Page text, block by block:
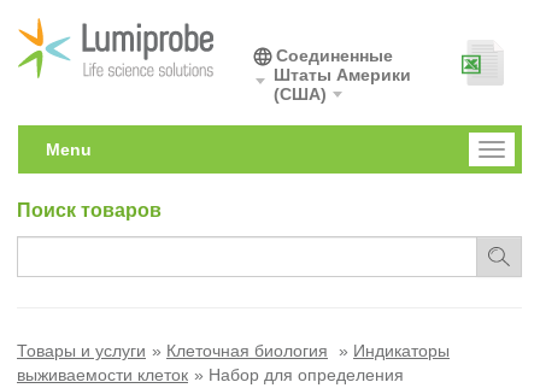
Соединенные
Штаты Америки
(США)
Toggle
Menu
Поиск товаров
Товары и услуги Клеточная биология
Индикаторы
выживаемости клеток
Набор для определения